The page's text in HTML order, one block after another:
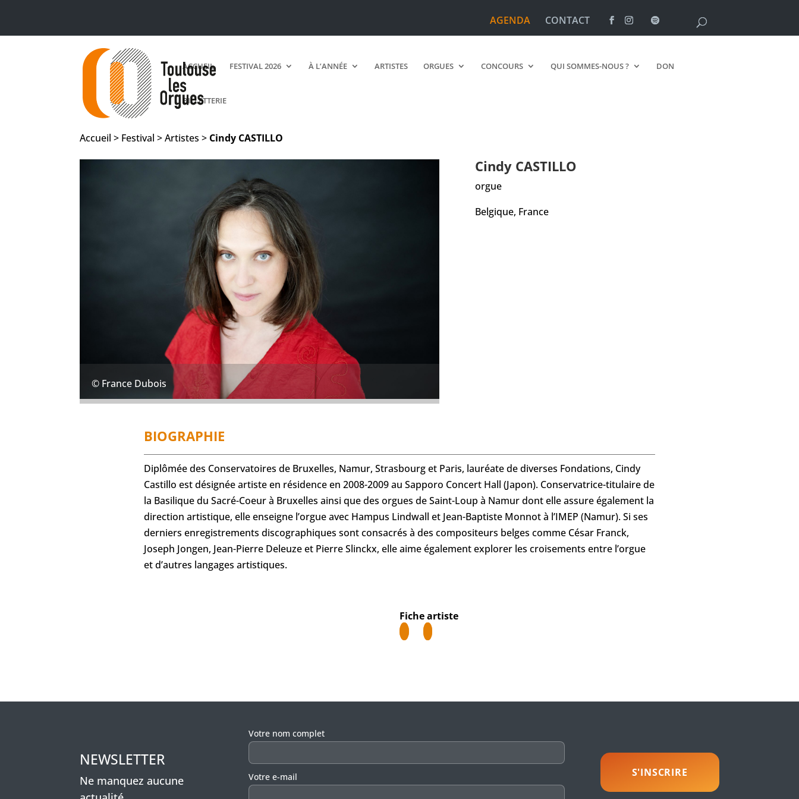
AGENDA CONTACT
ACCUEIL FESTIVAL 2026 À L’ANNÉE ARTISTES ORGUES CONCOURS QUI SOMMES-NOUS ? DON
BILLETTERIE
Accueil > Festival > Artistes > Cindy CASTILLO
© France Dubois
Cindy CASTILLO
orgue
Belgique, France
BIOGRAPHIE
Diplômée des Conservatoires de Bruxelles, Namur, Strasbourg et Paris, lauréate de diverses Fondations, Cindy
Castillo est désignée artiste en résidence en 2008-2009 au Sapporo Concert Hall (Japon). Conservatrice-titulaire de
la Basilique du Sacré-Coeur à Bruxelles ainsi que des orgues de Saint-Loup à Namur dont elle assure également la
direction artistique, elle enseigne l’orgue avec Hampus Lindwall et Jean-Baptiste Monnot à l’IMEP (Namur). Si ses
derniers enregistrements discographiques sont consacrés à des compositeurs belges comme César Franck,
Joseph Jongen, Jean-Pierre Deleuze et Pierre Slinckx, elle aime également explorer les croisements entre l’orgue
et d’autres langages artistiques.
Fiche artiste
NEWSLETTER
Ne manquez aucune
Veuillez laisser ce champ vide.
Votre nom complet
Votre e-mail